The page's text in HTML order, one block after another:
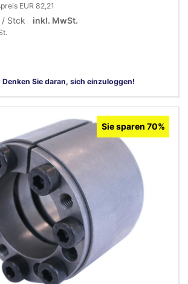
EUR 82,21
/ Stck inkl. MwSt.
Sie daran, sich einzuloggen!
Sie sparen 70%